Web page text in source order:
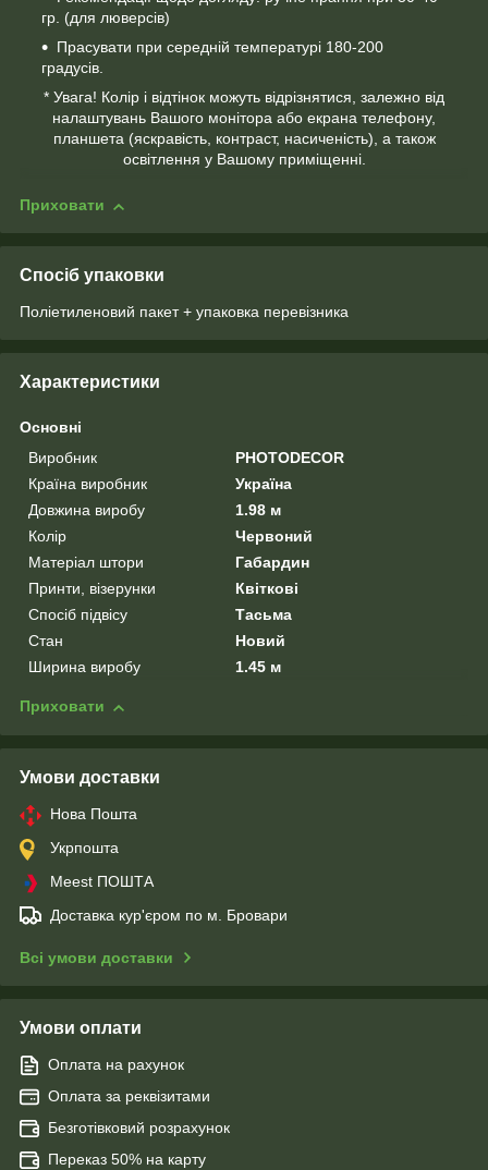
гр. (для люверсів)
Прасувати при середній температурі 180-200
градусів.
* Увага! Колір і відтінок можуть відрізнятися, залежно від
налаштувань Вашого монітора або екрана телефону,
планшета (яскравість, контраст, насиченість), а також
освітлення у Вашому приміщенні.
Приховати
Спосіб упаковки
Поліетиленовий пакет + упаковка перевізника
Характеристики
Основні
Виробник
PHOTODECOR
Країна виробник
Україна
Довжина виробу
1.98 м
Колір
Червоний
Матеріал штори
Габардин
Принти, візерунки
Квіткові
Спосіб підвісу
Тасьма
Стан
Новий
Ширина виробу
1.45 м
Приховати
Умови доставки
Нова Пошта
Укрпошта
Meest ПОШТА
Доставка кур'єром по м. Бровари
Всі умови доставки
Умови оплати
Оплата на рахунок
Оплата за реквізитами
Безготівковий розрахунок
Переказ 50% на карту